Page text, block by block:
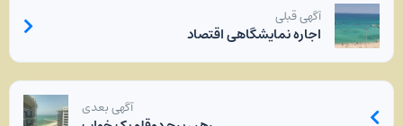
آگهی قبلی
اجاره نمایشگاهی اقتصاد
آگهی بعدی